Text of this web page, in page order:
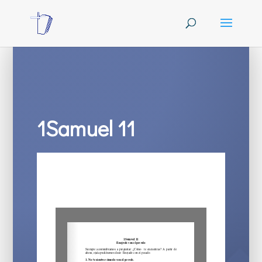
1Samuel 11